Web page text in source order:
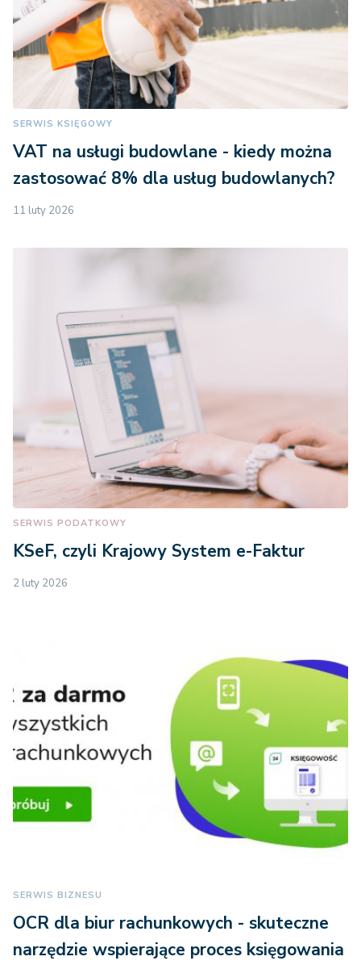
SERWIS KSIĘGOWY
VAT na usługi budowlane - kiedy można
zastosować 8% dla usług budowlanych?
11 luty 2026
SERWIS PODATKOWY
KSeF, czyli Krajowy System e-Faktur
2 luty 2026
SERWIS BIZNESU
OCR dla biur rachunkowych - skuteczne
narzędzie wspierające proces księgowania